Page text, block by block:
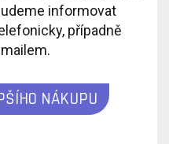
informovat
případně
NÁKUPU